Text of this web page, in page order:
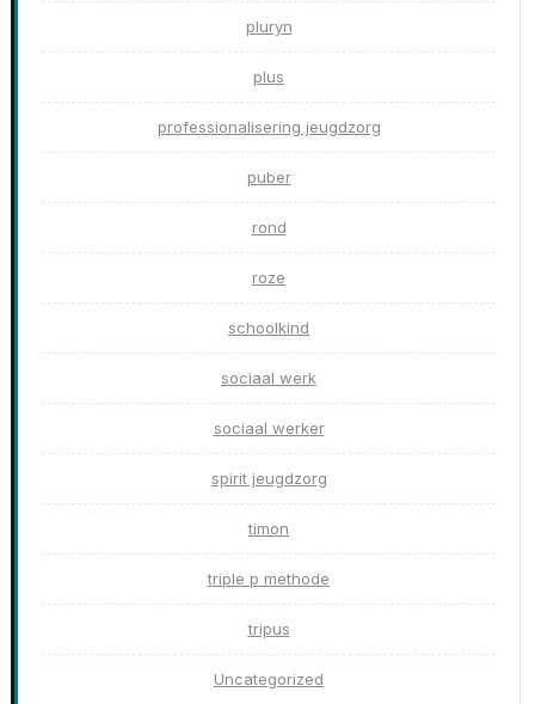
pluryn
plus
professionalisering jeugdzorg
puber
rond
roze
schoolkind
sociaal werk
sociaal werker
spirit jeugdzorg
timon
triple p methode
tripus
Uncategorized